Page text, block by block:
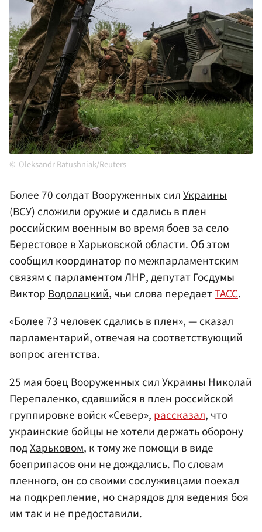
Oleksandr Ratushniak/Reuters
Более 70 солдат Вооруженных силУкраины
(ВСУ) сложили оружие и сдались в плен
российским военным во время боев за село
Берестовое в Харьковской области. Об этом
сообщил координатор по межпарламентским
связям с парламентом ЛНР, депутатГосдумы
ВикторВодолацкий, чьи слова передаетТАСС.
«Более 73 человек сдались в плен», — сказал
парламентарий, отвечая на соответствующий
вопрос агентства.
25 мая боец Вооруженных сил Украины Николай
Перепаленко, сдавшийся в плен российской
группировке войск «Север», рассказал, что
украинские бойцы не хотели держать оборону
подХарьковом, к тому же помощи в виде
боеприпасов они не дождались. По словам
пленного, он со своими сослуживцами поехал
на подкрепление, но снарядов для ведения боя
им так и не предоставили.